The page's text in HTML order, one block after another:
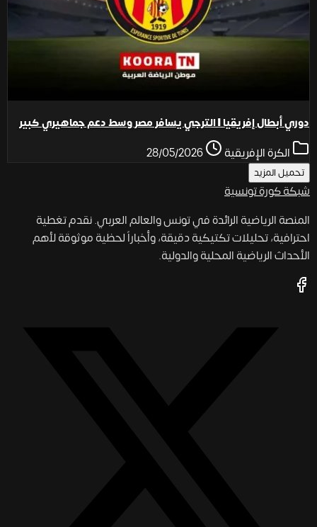
دوري أبطال إفريقيا | الترجي يسافر مصر وسط دعم جماهيري كبير
الكرة الإفريقية
تحميل المزيد
شبكة كورةتونسية
المنصة الرياضية الرائدة في تونس والعالم العربي. نقدم تغطية
احترافية، تحليلات تكتيكية دقيقة، وأخباراً لحظية موثوقة لأهم
الأحداث الرياضية المحلية والدولية.